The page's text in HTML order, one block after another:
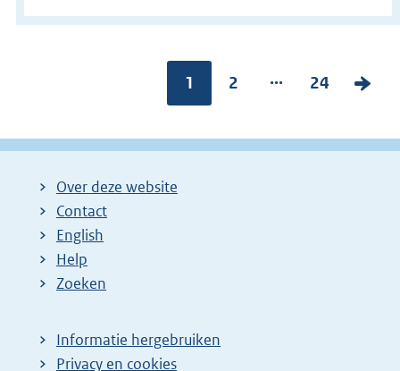
Pagina:
1
P
g
2 ...
P
g
24
V
l
Over deze website
Contact
English
Help
Zoeken
Informatie hergebruiken
Privacy en cookies